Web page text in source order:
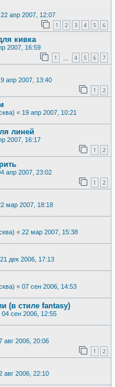
22 апр 2007, 12:07
1 2 3 4 5 6
кивка
2007, 16:59
1 4 5 6 7
апр 2007, 13:40
1 2
« 19 апр 2007, 10:21
линей
2007, 16:17
1 2
апр 2007, 23:02
1 2
мар 2007, 18:18
« 22 мар 2007, 15:38
21 дек 2006, 17:13
« 07 сен 2006, 14:53
(в стиле fantasy)
04 сен 2006, 12:55
авг 2006, 20:06
1 2
авг 2006, 22:10